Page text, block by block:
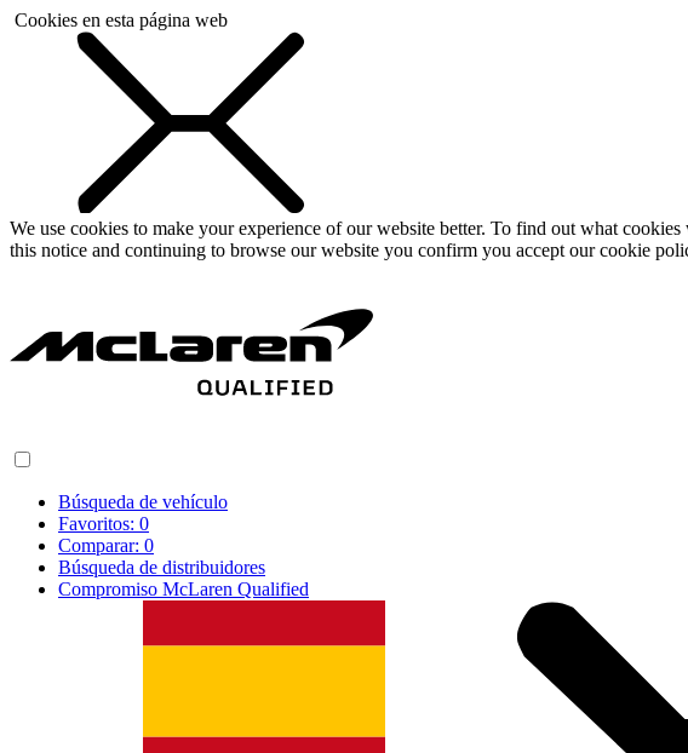
Cookies en esta página web
We use cookies to make your experience of our website better. To find out what
this notice and continuing to browse our website you confirm you accept our cookie
Búsqueda de vehículo
Favoritos: 0
Comparar: 0
Búsqueda de distribuidores
Compromiso McLaren Qualified